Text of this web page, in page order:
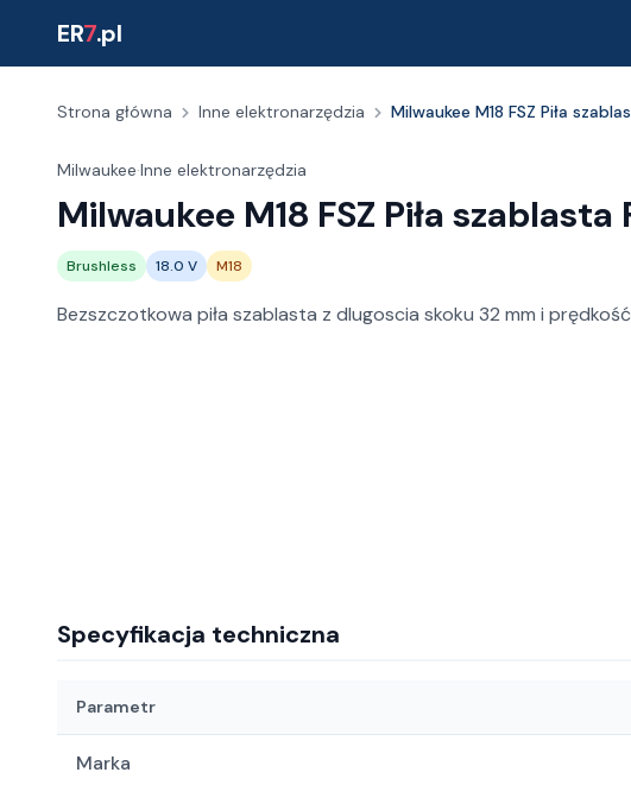
ER7.pl
Strona główna Inne elektronarzędzia Milwaukee M18 FSZ Piła
Milwaukee·Inne elektronarzędzia
Milwaukee M18 FSZ Piła szablasta
Brushless 18.0 V M18
Bezszczotkowa piła szablasta z dlugoscia skoku 32 mm i
Specyfikacja techniczna
Parametr
Marka